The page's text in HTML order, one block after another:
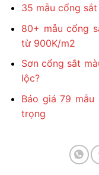
35 mẫu cổng
80+ mẫu cổng
từ 900K/m2
Sơn cổng sắt
lộc?
Báo giá 79 mẫu
trọng